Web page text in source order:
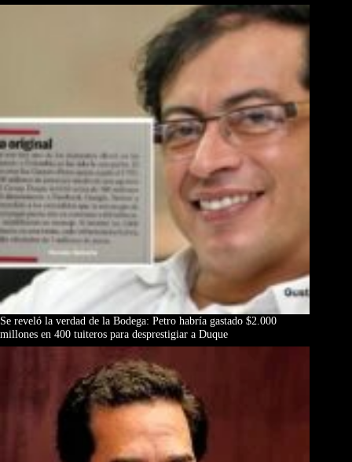
Se reveló la verdad de la Bodega: Petro habría gastado $2.000
millones en 400 tuiteros para desprestigiar a Duque